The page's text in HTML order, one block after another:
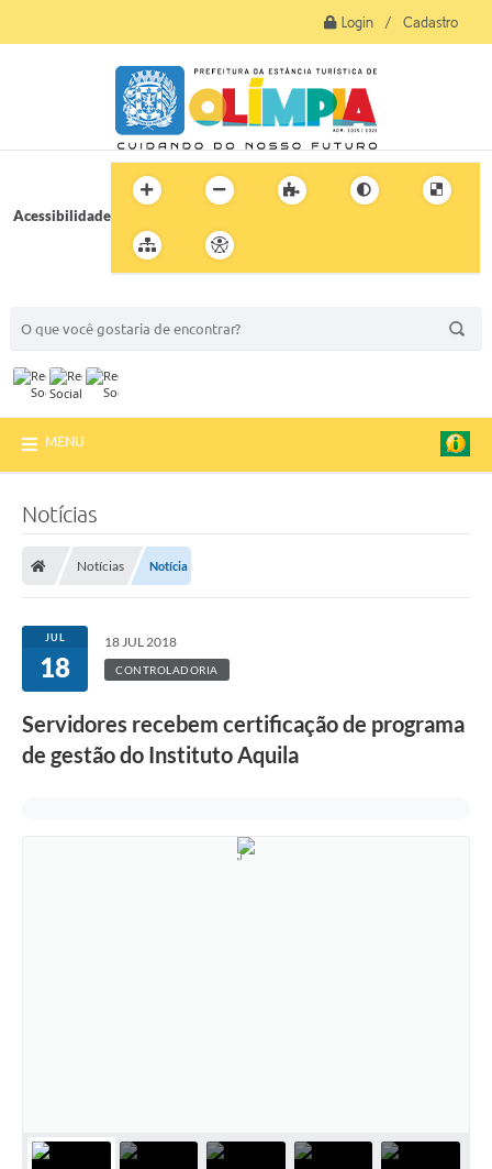
Login / Cadastro
Acessibilidade
MENU
Notícias
Notícias Notícia
JUL
18
18 JUL 2018
CONTROLADORIA
Servidores recebem certificação de programa
de gestão do Instituto Aquila